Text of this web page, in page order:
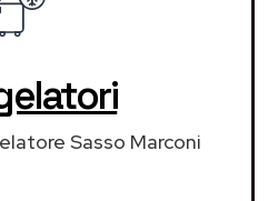
Sasso Marconi